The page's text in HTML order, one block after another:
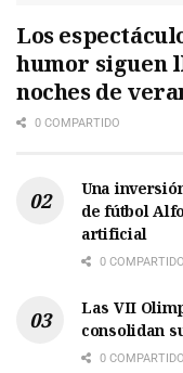
Los
humor siguen
noches de
0 COMPARTIDO
Una
de fútbol
artificial
0 COMPARTIDO
Las VII
consolidan
0 COMPARTIDO